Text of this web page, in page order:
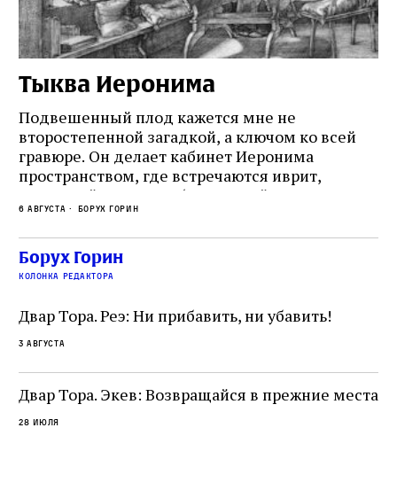
Тыква Иеронима
Подвешенный плод кажется мне не
второстепенной загадкой, а ключом ко всей
гравюре. Он делает кабинет Иеронима
пространством, где встречаются иврит,
греческий и латынь; буквальный смысл и
церковная традиция; филологическая
точность и понятность; переводчик,
убеждённый в необходимости исправления, и
читатель, воспринимающий исправление как
не просто покровитель переводчиков,
окружённый книгами. Перед нами человек,
одно решение которого вызвало возмущение
целой общины и стало частью многовекового
спора о том, кому принадлежит последнее
слово в переводе Библии
6 августа Борух Горин
Борух Горин
колонка редактора
Двар Тора. Реэ: Ни прибавить, ни убавить!
3 августа
Двар Тора. Экев: Возвращайся в прежние места
28 июля